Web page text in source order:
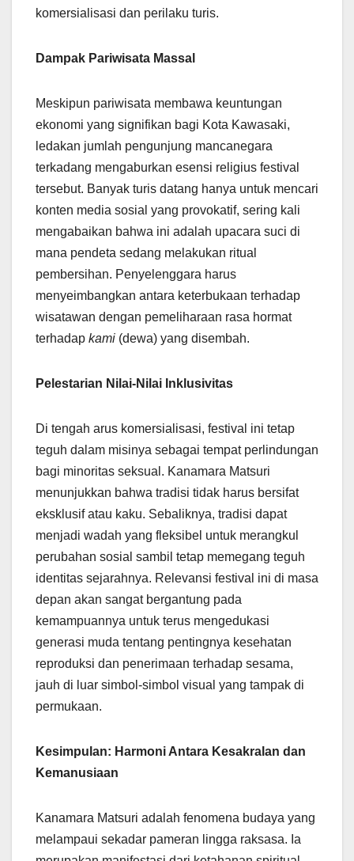
komersialisasi dan perilaku turis.
Dampak Pariwisata Massal
Meskipun pariwisata membawa keuntungan
ekonomi yang signifikan bagi Kota Kawasaki,
ledakan jumlah pengunjung mancanegara
terkadang mengaburkan esensi religius festival
tersebut. Banyak turis datang hanya untuk mencari
konten media sosial yang provokatif, sering kali
mengabaikan bahwa ini adalah upacara suci di
mana pendeta sedang melakukan ritual
pembersihan. Penyelenggara harus
menyeimbangkan antara keterbukaan terhadap
wisatawan dengan pemeliharaan rasa hormat
terhadap kami (dewa) yang disembah.
Pelestarian Nilai-Nilai Inklusivitas
Di tengah arus komersialisasi, festival ini tetap
teguh dalam misinya sebagai tempat perlindungan
bagi minoritas seksual. Kanamara Matsuri
menunjukkan bahwa tradisi tidak harus bersifat
eksklusif atau kaku. Sebaliknya, tradisi dapat
menjadi wadah yang fleksibel untuk merangkul
perubahan sosial sambil tetap memegang teguh
identitas sejarahnya. Relevansi festival ini di masa
depan akan sangat bergantung pada
kemampuannya untuk terus mengedukasi
generasi muda tentang pentingnya kesehatan
reproduksi dan penerimaan terhadap sesama,
jauh di luar simbol-simbol visual yang tampak di
permukaan.
Kesimpulan: Harmoni Antara Kesakralan dan
Kemanusiaan
Kanamara Matsuri adalah fenomena budaya yang
melampaui sekadar pameran lingga raksasa. Ia